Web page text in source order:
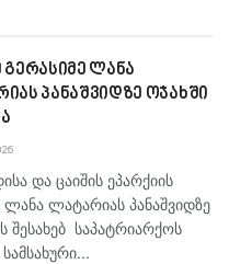
გერასიმე ლანა
პანაშვიდზე ოჯახში
და ცაიშის ეპარქიის
ლატარიას პანაშვიდზე
შესახებ საპატრიარქოს